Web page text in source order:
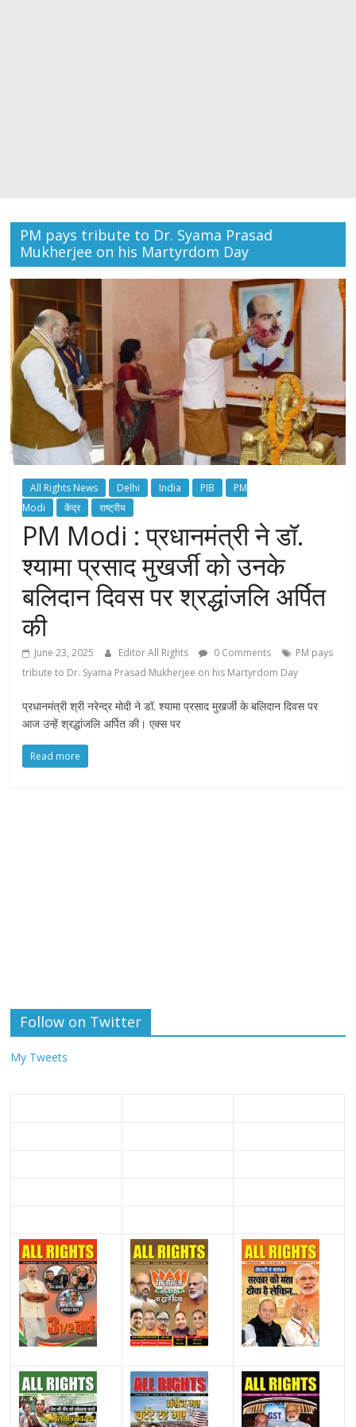
PM pays tribute to Dr. Syama Prasad
Mukherjee on his Martyrdom Day
All Rights News Delhi India PIB
PM
Modi
केंद्र राष्ट्रीय
PM Modi : प्रधानमंत्री ने डॉ.
श्यामा प्रसाद मुखर्जी को उनके
बलिदान दिवस पर श्रद्धांजलि अर्पित
की
June 23, 2025 Editor All Rights 0 Comments
PM pays
tribute to Dr. Syama Prasad Mukherjee on his Martyrdom Day
प्रधानमंत्री श्री नरेन्द्र मोदी ने डॉ. श्यामा प्रसाद मुखर्जी के बलिदान दिवस पर
आज उन्हें श्रद्धांजलि अर्पित की। एक्स पर
Read more
Follow on Twitter
My Tweets